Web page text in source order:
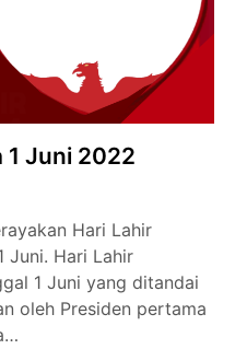
1 Juni 2022
Hari Lahir
Juni. Hari Lahir
1 Juni yang ditandai
oleh Presiden pertama